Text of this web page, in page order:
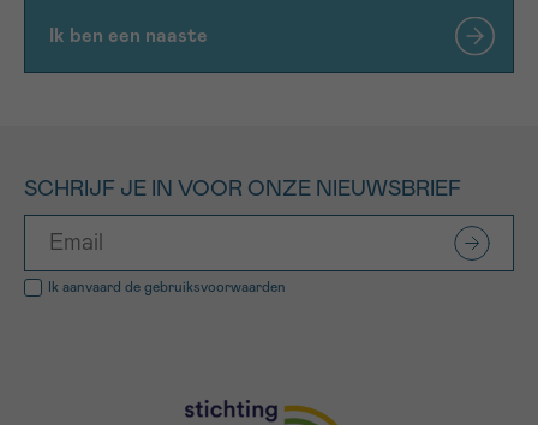
Ik ben een naaste
SCHRIJF JE IN VOOR ONZE NIEUWSBRIEF
Ik aanvaard de gebruiksvoorwaarden